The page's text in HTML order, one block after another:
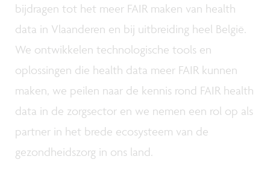
bijdragen tot het meer FAIR maken van health
data in Vlaanderen en bij uitbreiding heel België.
We ontwikkelen technologische tools en
oplossingen die health data meer FAIR kunnen
maken, we peilen naar de kennis rond FAIR health
data in de zorgsector en we nemen een rol op als
partner in het brede ecosysteem van de
gezondheidszorg in ons land.